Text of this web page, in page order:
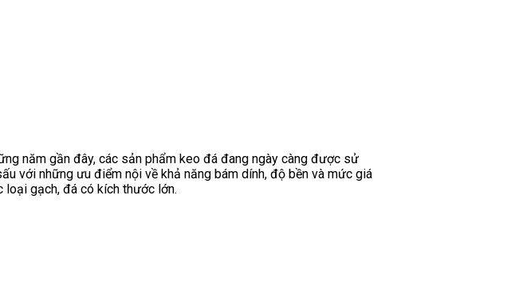
năm gần đây, các sản phẩm keo đá đang ngày càng được sử
với những ưu điểm nội về khả năng bám dính, độ bền và mức giá
gạch, đá có kích thước lớn.